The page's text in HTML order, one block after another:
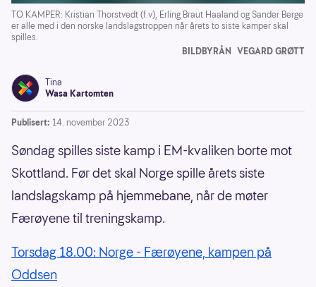
TO KAMPER: Kristian Thorstvedt (f.v), Erling Braut Haaland og Sander Berge
er alle med i den norske landslagstroppen når årets to siste kamper skal
spilles.
BILDBYRÅN VEGARD GRØTT
Tina
Wasa Kartomten
Publisert: 14. november 2023
Søndag spilles siste kamp i EM-kvaliken borte mot
Skottland. Før det skal Norge spille årets siste
landslagskamp på hjemmebane, når de møter
Færøyene til treningskamp.
Torsdag 18.00: Norge - Færøyene, kampen på
Oddsen